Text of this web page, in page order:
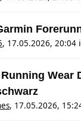
, 17.05.2026, 20:04
Wear
, 17.05.2026,